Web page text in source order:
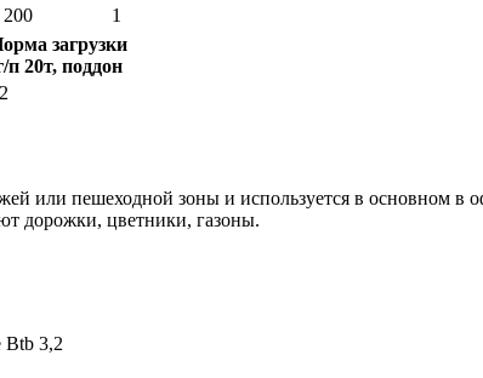
200
1
загрузки
п 20т, поддон
или пешеходной зоны и используется в основном
дорожки, цветники, газоны.
Вtb 3,2